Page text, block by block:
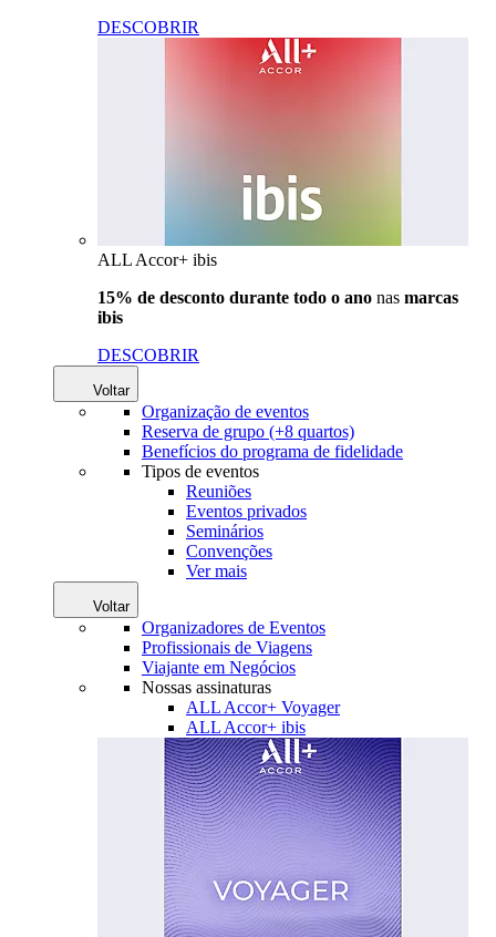
DESCOBRIR
ALL Accor+ ibis
15% de desconto durante todo o ano nas marcas
ibis
DESCOBRIR
Voltar
Organização de eventos
Reserva de grupo (+8 quartos)
Benefícios do programa de fidelidade
Tipos de eventos
Reuniões
Eventos privados
Seminários
Convenções
Ver mais
Voltar
Organizadores de Eventos
Profissionais de Viagens
Viajante em Negócios
Nossas assinaturas
ALL Accor+ Voyager
ALL Accor+ ibis